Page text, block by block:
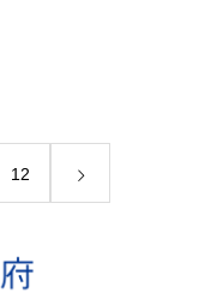
12